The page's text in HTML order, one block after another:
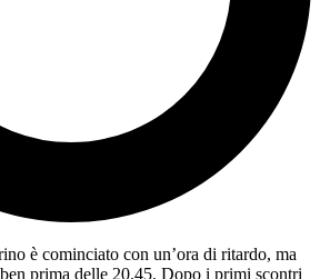
è cominciato con un’ora di ritardo, ma
prima delle 20.45. Dopo i primi scontri